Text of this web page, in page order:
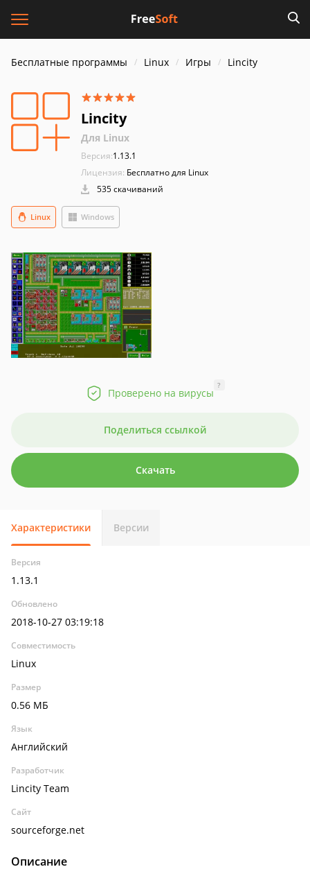
Бесплатные программы Linux Игры Lincity
Lincity
Для Linux
Версия:1.13.1
Лицензия: Бесплатно для Linux
535 скачиваний
Windows
Linux
Проверено на вирусы
?
Поделиться ссылкой
Скачать
Характеристики Версии
Версия
1.13.1
Обновлено
2018-10-27 03:19:18
Совместимость
Linux
Размер
0.56 МБ
Язык
Английский
Разработчик
Lincity Team
Сайт
sourceforge.net
Описание